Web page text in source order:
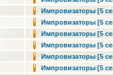
Импровизаторы [5
Импровизаторы [5
Импровизаторы [5
Импровизаторы [5
Импровизаторы [5
Импровизаторы [5